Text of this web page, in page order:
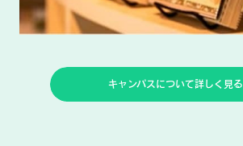
キャンパスについて詳しく見る